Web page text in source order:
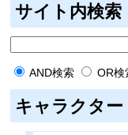
サイト内検索
AND検索 OR検
キャラクター